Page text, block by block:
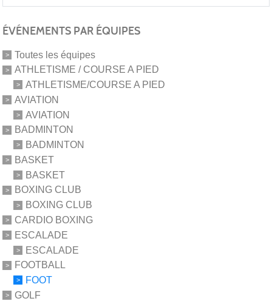
ÉVÉNEMENTS PAR ÉQUIPES
Toutes les équipes
ATHLETISME / COURSE A PIED
ATHLETISME/COURSE A PIED
AVIATION
AVIATION
BADMINTON
BADMINTON
BASKET
BASKET
BOXING CLUB
BOXING CLUB
CARDIO BOXING
ESCALADE
ESCALADE
FOOTBALL
FOOT
GOLF